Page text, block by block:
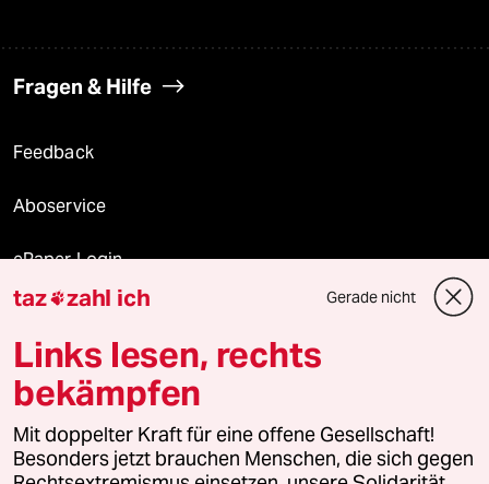
Fragen & Hilfe
Feedback
Aboservice
ePaper Login
Downloads für Abonnierende
© 2026 taz Verlags und Vertriebs GmbH
Alle Rechte vorbehalten. Bei rechtlichen Fragen oder für Genehmigungen
wenden Sie sich bitte an
lizenzen@taz.de
taz zahl ich Gerade nicht
Links lesen, rechts
bekämpfen
Mit doppelter Kraft für eine offene Gesellschaft!
Besonders jetzt brauchen Menschen, die sich gegen